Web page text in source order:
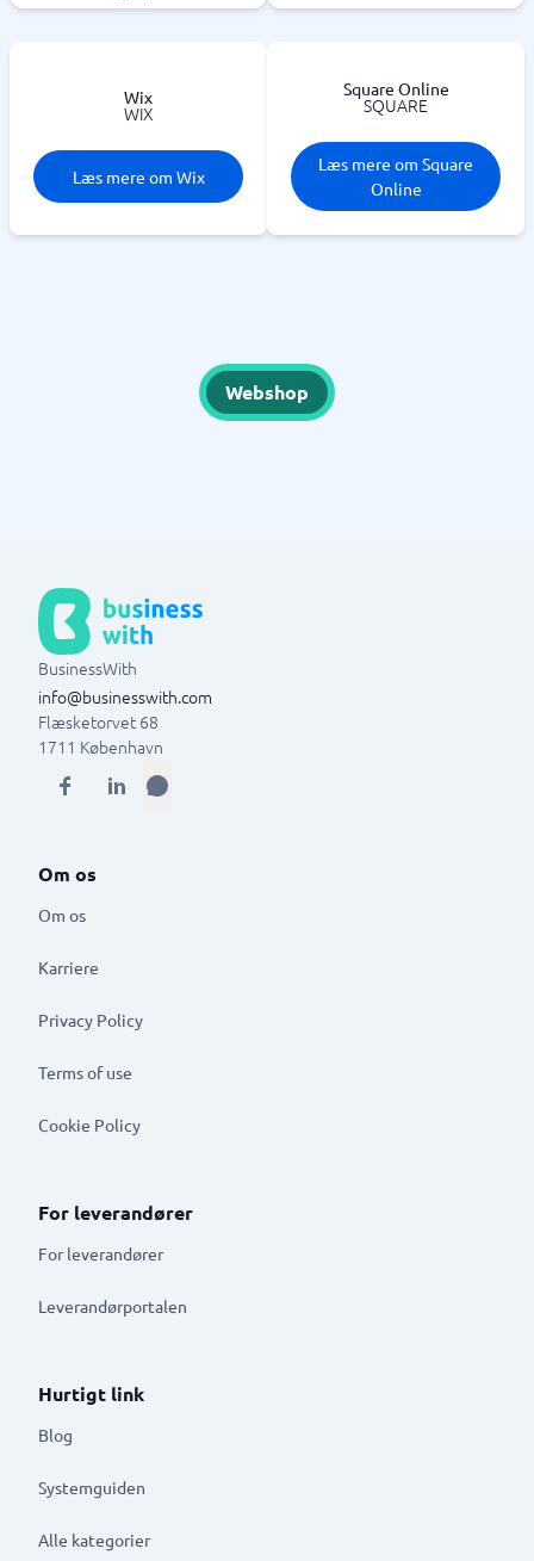
Wix
WIX
Læs mere om Wix
Square Online
SQUARE
Læs mere om Square
Online
Webshop
BusinessWith
info@businesswith.com
Flæsketorvet 68
1711 København
Om os
Om os
Karriere
Privacy Policy
Terms of use
Cookie Policy
For leverandører
For leverandører
Leverandørportalen
Hurtigt link
Blog
Systemguiden
Alle kategorier